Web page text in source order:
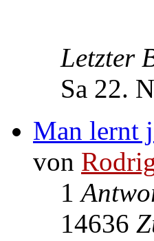
Letzter
Sa 22.
Man lernt
von
1
14636